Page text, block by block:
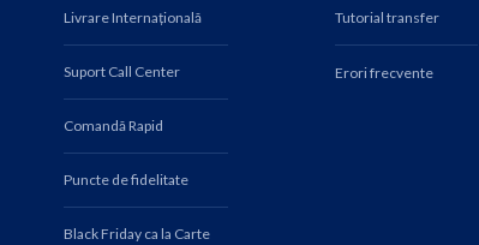
Livrare Internațională
Suport Call Center
Comandă Rapid
Puncte de fidelitate
Black Friday ca la Carte
Tutorial transfer
Erori frecvente